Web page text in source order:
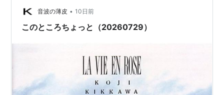
音波の薄皮 • 10日前
このところちょっと（20260729）